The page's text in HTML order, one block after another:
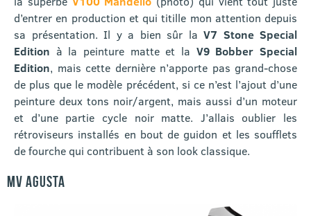
d’entrer en production et qui titille mon attention depuis
sa présentation. Il y a bien sûr la V7 Stone Special
Edition à la peinture matte et la V9 Bobber Special
Edition, mais cette dernière n’apporte pas grand-chose
de plus que le modèle précédent, si ce n’est l’ajout d’une
peinture deux tons noir/argent, mais aussi d’un moteur
et d’une partie cycle noir matte. J’allais oublier les
rétroviseurs installés en bout de guidon et les soufflets
de fourche qui contribuent à son look classique.
MV AGUSTA